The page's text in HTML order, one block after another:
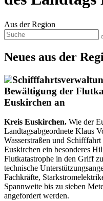
Aus der Region
Neues aus der
Bewältigung der
Euskirchen an
Kreis Euskirchen. Wie der
Landtagsabgeordnete Klaus
Wasserstraßen und
Euskirchen ein besonderes
Flutkatastrophe in den Griff
technische
Fachkräfte,
Spannweite bis zu sieben
angefordert werden.